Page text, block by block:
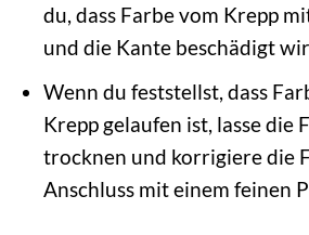
du, dass Farbe vom Krepp
und die Kante beschädigt
Wenn du feststellst, dass
Krepp gelaufen ist, lasse die
trocknen und korrigiere die
Anschluss mit einem feinen